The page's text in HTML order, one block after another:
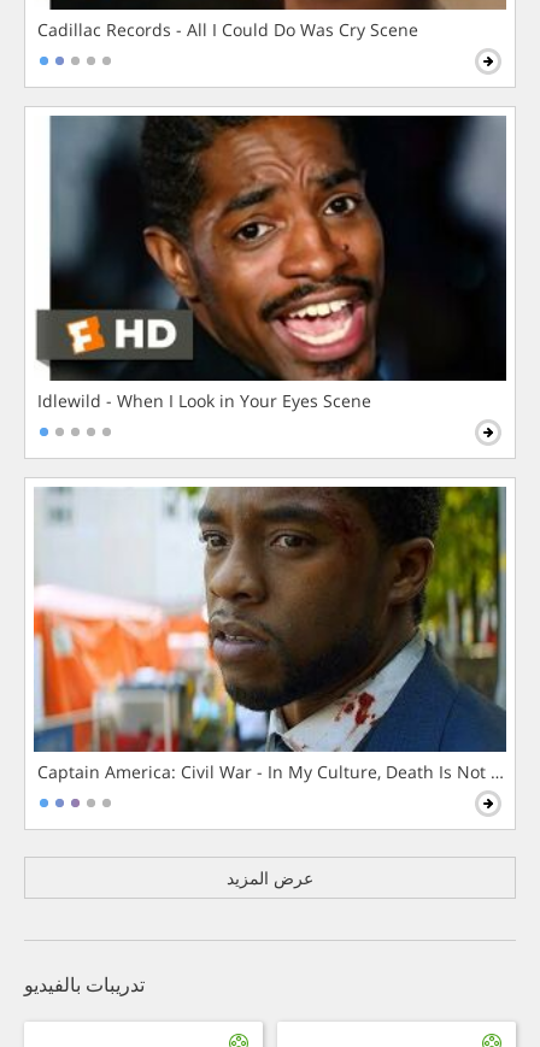
Cadillac Records - All I Could Do Was Cry Scene
Idlewild - When I Look in Your Eyes Scene
Captain America: Civil War - In My Culture, Death Is Not The
عرض المزيد
تدريبات بالفيديو